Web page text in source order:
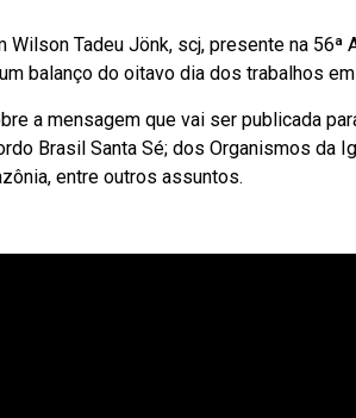
Tadeu Jönk, scj, presente na 56ª
balanço do oitavo dia dos trabalhos
a mensagem que vai ser publicada
Brasil Santa Sé; dos Organismos da
entre outros assuntos.